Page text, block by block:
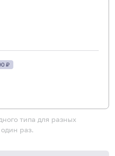
₽
типа для разных
раз.